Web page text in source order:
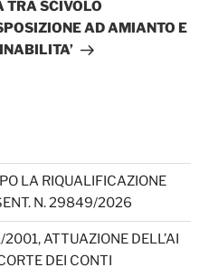
TRA SCIVOLO
AD AMIANTO E
LA RIQUALIFICAZIONE
N. 29849/2026
ATTUAZIONE DELL’AI
DEI CONTI